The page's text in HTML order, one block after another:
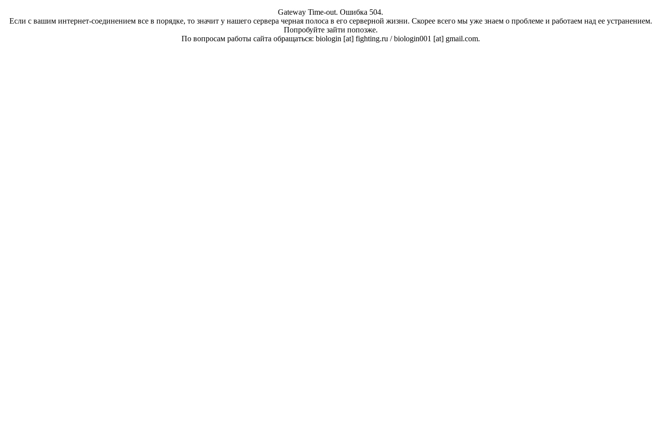
Gateway Time-out. Ошибка 504.
Если с вашим интернет-соединением все в порядке, то значит у нашего сервера черная полоса в его серверной жизни. Скорее всего мы уже знаем о проблеме и работаем над ее устранением.
Попробуйте зайти попозже.
По вопросам работы сайта обращаться: biologin [at] fighting.ru / biologin001 [at] gmail.com.